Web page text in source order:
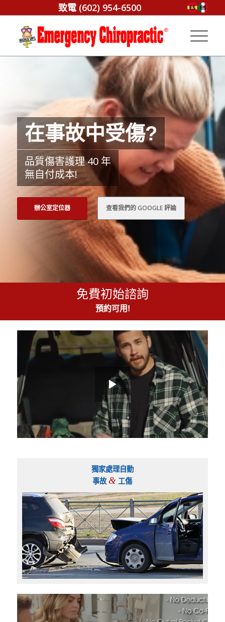
致電 (602) 954-6500
在事故中受傷?
品質傷害護理 40 年
無自付成本!
辦公室定位器 查看我們的 GOOGLE 評論
免費初始諮詢
預約可用!
獨家處理自動
事故& 工傷